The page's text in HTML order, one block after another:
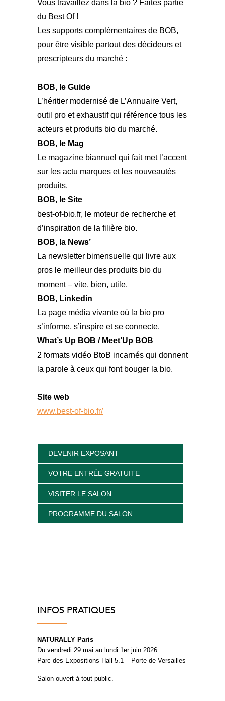
Vous travaillez dans la bio ? Faites partie
du Best Of !
Les supports complémentaires de BOB,
pour être visible partout des décideurs et
prescripteurs du marché :
BOB, le Guide
L’héritier modernisé de L’Annuaire Vert,
outil pro et exhaustif qui référence tous les
acteurs et produits bio du marché.
BOB, le Mag
Le magazine biannuel qui fait met l’accent
sur les actu marques et les nouveautés
produits.
BOB, le Site
best-of-bio.fr, le moteur de recherche et
d’inspiration de la filière bio.
BOB, la News’
La newsletter bimensuelle qui livre aux
pros le meilleur des produits bio du
moment – vite, bien, utile.
BOB, Linkedin
La page média vivante où la bio pro
s’informe, s’inspire et se connecte.
What’s Up BOB / Meet’Up BOB
2 formats vidéo BtoB incarnés qui donnent
la parole à ceux qui font bouger la bio.
Site web
www.best-of-bio.fr/
DEVENIR EXPOSANT
VOTRE ENTRÉE GRATUITE
VISITER LE SALON
PROGRAMME DU SALON
INFOS PRATIQUES
NATURALLY Paris
Du vendredi 29 mai au lundi 1er juin 2026
Parc des Expositions Hall 5.1 – Porte de Versailles
Salon ouvert à tout public.